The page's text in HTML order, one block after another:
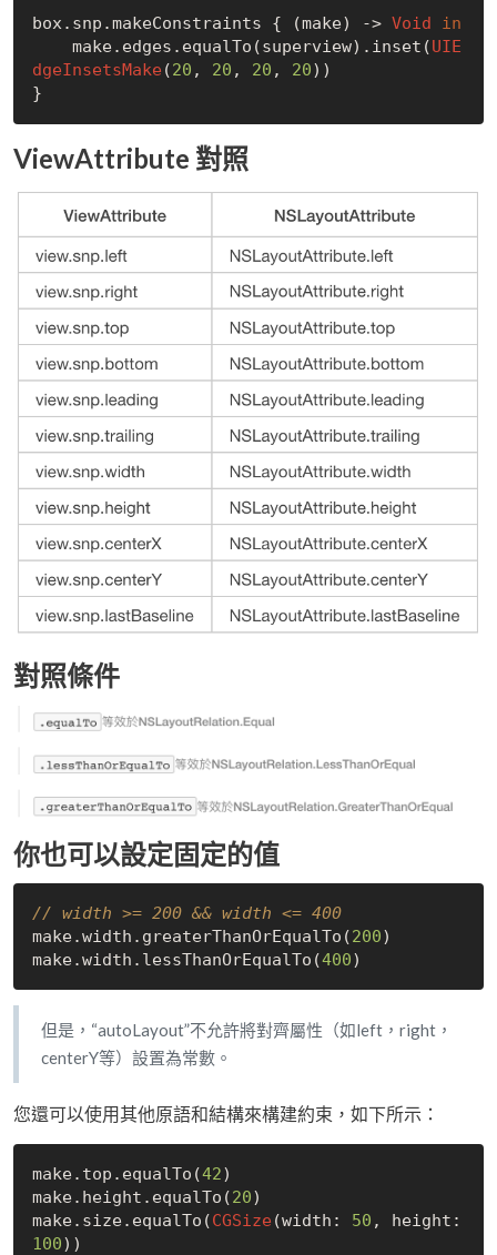
box.snp.makeConstraints { (make) -> Void
in
    make.edges.equalTo(superview).inset(
UIE
dgeInsetsMake (20 , 20 , 20 , 20))
ViewAttribute 對照
對照條件
你也可以設定固定的值
// width >= 200 && width <= 400
make.width.greaterThanOrEqualTo(200)
make.width.lessThanOrEqualTo(400
但是，“autoLayout”不允許將對齊屬性（如left，right，
centerY等）設置為常數。
您還可以使用其他原語和結構來構建約束，如下所示：
make.top.equalTo(42)
make.height.equalTo(20)
make.size.equalTo(CGSize (width: 50
100))